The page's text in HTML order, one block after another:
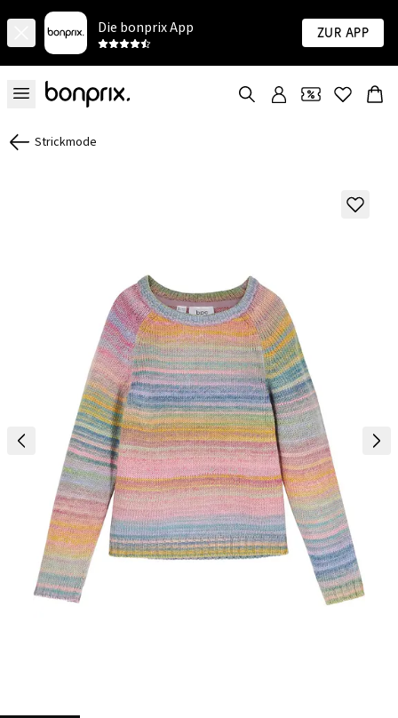
Die bonprix App Zur App
Strickmode